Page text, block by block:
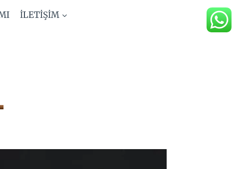
İLETİŞİM